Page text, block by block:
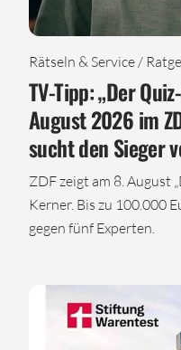
Rätseln & Service /
TV-Tipp: „Der
August 2026 im
sucht den Sieger
ZDF zeigt am 8. August
Kerner. Bis zu 100.000
gegen fünf Experten.